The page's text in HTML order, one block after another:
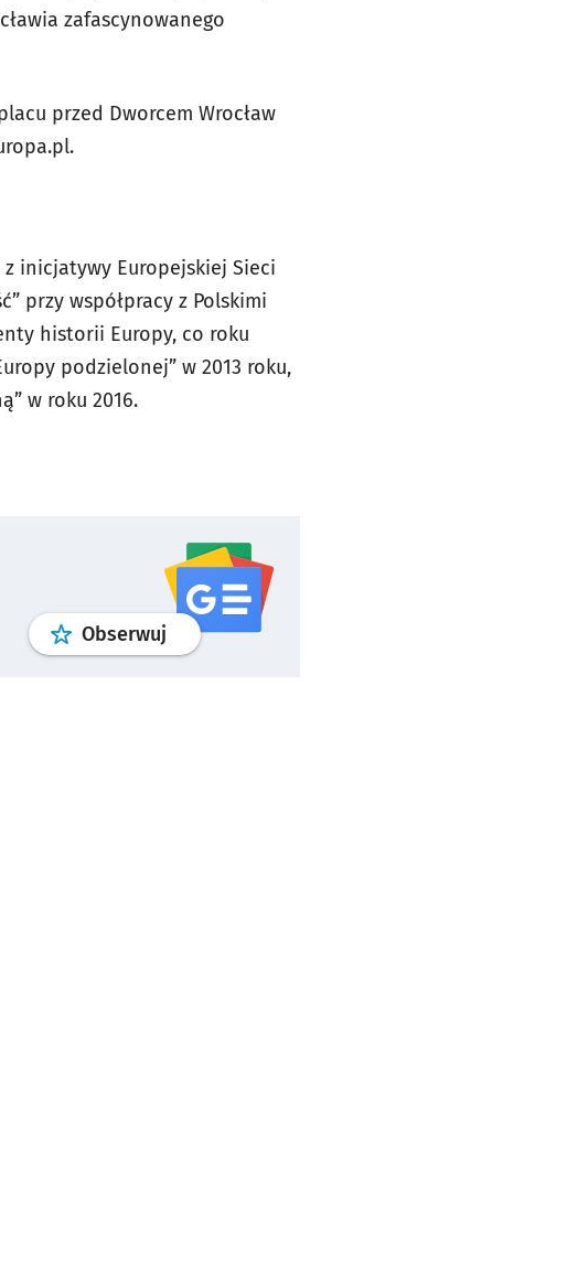
zafascynowanego
przed Dworcem Wrocław
inicjatywy Europejskiej Sieci
przy współpracy z Polskimi
historii Europy, co roku
podzielonej” w 2013 roku,
w roku 2016.
Obserwuj profilgoogle news